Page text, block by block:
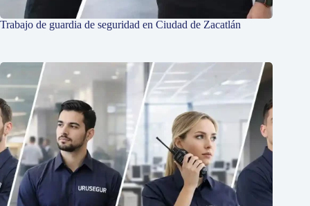
Trabajo de guardia de seguridad en Ciudad de Zacatlán